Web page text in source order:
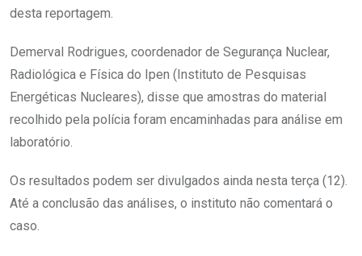
desta reportagem.
Demerval Rodrigues, coordenador de Segurança Nuclear,
Radiológica e Física do Ipen (Instituto de Pesquisas
Energéticas Nucleares), disse que amostras do material
recolhido pela polícia foram encaminhadas para análise em
laboratório.
Os resultados podem ser divulgados ainda nesta terça (12).
Até a conclusão das análises, o instituto não comentará o
caso.